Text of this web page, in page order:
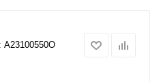
A23100550O